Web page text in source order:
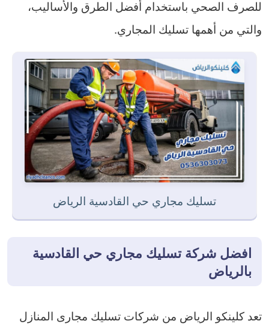
للصرف الصحي باستخدام أفضل الطرق والأساليب،
والتي من أهمها تسليك المجاري.
تسليك مجاري حي القادسية الرياض
افضل شركة تسليك مجاري حي القادسية
بالرياض
تعد كلينكو الرياض من شركات تسليك مجارى المنازل